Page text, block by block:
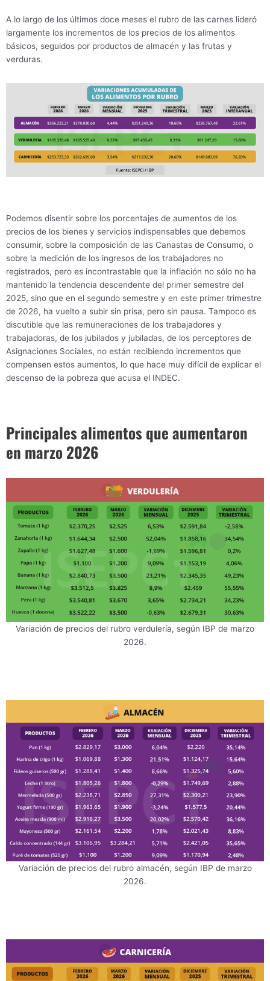
A lo largo de los últimos doce meses el rubro de las carnes lideró
largamente los incrementos de los precios de los alimentos
básicos, seguidos por productos de almacén y las frutas y
verduras.
Podemos disentir sobre los porcentajes de aumentos de los
precios de los bienes y servicios indispensables que debemos
consumir, sobre la composición de las Canastas de Consumo, o
sobre la medición de los ingresos de los trabajadores no
registrados, pero es incontrastable que la inflación no sólo no ha
mantenido la tendencia descendente del primer semestre del
2025, sino que en el segundo semestre y en este primer trimestre
de 2026, ha vuelto a subir sin prisa, pero sin pausa. Tampoco es
discutible que las remuneraciones de los trabajadores y
trabajadoras, de los jubilados y jubiladas, de los perceptores de
Asignaciones Sociales, no están recibiendo incrementos que
compensen estos aumentos, lo que hace muy difícil de explicar el
descenso de la pobreza que acusa el INDEC.
Principales alimentos que aumentaron
en marzo 2026
Variación de precios del rubro verdulería, según IBP de marzo
2026.
Variación de precios del rubro almacén, según IBP de marzo
2026.